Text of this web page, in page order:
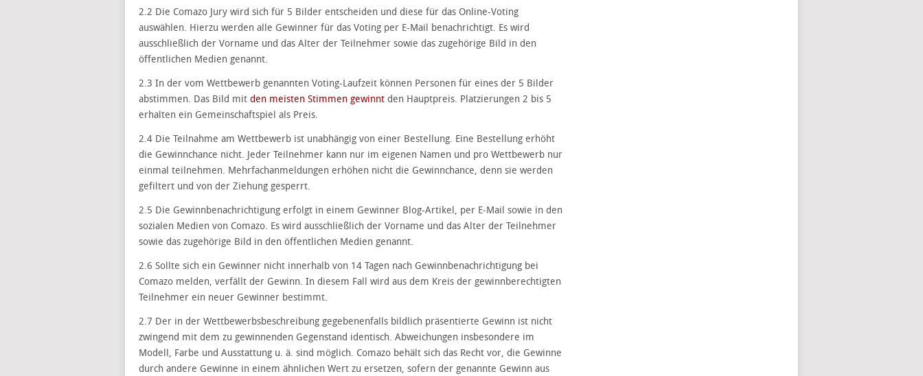
2.2 Die Comazo Jury wird sich für 5 Bilder entscheiden und diese für das Online-Voting
auswählen. Hierzu werden alle Gewinner für das Voting per E-Mail benachrichtigt. Es wird
ausschließlich der Vorname und das Alter der Teilnehmer sowie das zugehörige Bild in den
öffentlichen Medien genannt.
2.3 In der vom Wettbewerb genannten Voting-Laufzeit können Personen für eines der 5 Bilder
abstimmen. Das Bild mit den meisten Stimmen gewinnt den Hauptpreis. Platzierungen 2 bis 5
erhalten ein Gemeinschaftspiel als Preis.
2.4 Die Teilnahme am Wettbewerb ist unabhängig von einer Bestellung. Eine Bestellung erhöht
die Gewinnchance nicht. Jeder Teilnehmer kann nur im eigenen Namen und pro Wettbewerb nur
einmal teilnehmen. Mehrfachanmeldungen erhöhen nicht die Gewinnchance, denn sie werden
gefiltert und von der Ziehung gesperrt.
2.5 Die Gewinnbenachrichtigung erfolgt in einem Gewinner Blog-Artikel, per E-Mail sowie in den
sozialen Medien von Comazo. Es wird ausschließlich der Vorname und das Alter der Teilnehmer
sowie das zugehörige Bild in den öffentlichen Medien genannt.
2.6 Sollte sich ein Gewinner nicht innerhalb von 14 Tagen nach Gewinnbenachrichtigung bei
Comazo melden, verfällt der Gewinn. In diesem Fall wird aus dem Kreis der gewinnberechtigten
Teilnehmer ein neuer Gewinner bestimmt.
2.7 Der in der Wettbewerbsbeschreibung gegebenenfalls bildlich präsentierte Gewinn ist nicht
zwingend mit dem zu gewinnenden Gegenstand identisch. Abweichungen insbesondere im
Modell, Farbe und Ausstattung u. ä. sind möglich. Comazo behält sich das Recht vor, die Gewinne
durch andere Gewinne in einem ähnlichen Wert zu ersetzen, sofern der genannte Gewinn aus